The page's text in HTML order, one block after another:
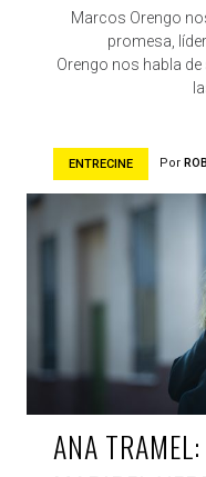
Marcos Orengo
promesa,
Orengo nos habla
ENTRECINE Por
ANA